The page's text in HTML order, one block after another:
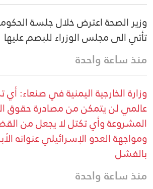
وزير الصحة اعترض خلال جلسة
تأتي الى مجلس الوزراء للبصم عليها
منذ ساعة واحدة
وزارة الخارجية اليمنية في صنعاء:
عالمي لن يتمكن من مصادرة حقوق
المشروعة وأي تكتل لا يجعل من
ومواجهة العدو الإسرائيلي عنوانه
بالفشل
منذ ساعة واحدة